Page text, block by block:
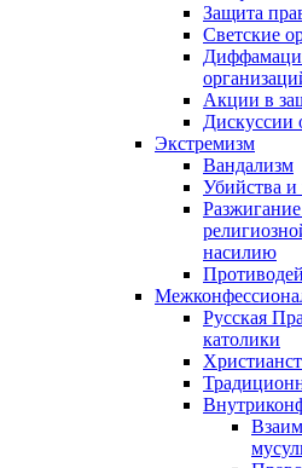
Защита
Светские
Акции в
Дискуссии
Экстремизм
Вандализм
Убийства и
насилию
Русская
католики